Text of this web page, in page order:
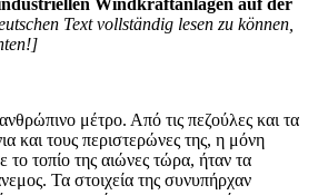
Windkraftanlagen auf der
Text vollständig lesen zu können,
μέτρο. Από τις πεζούλες και τα
και τους περιστερώνες της, η μόνη
τοπίο της αιώνες τώρα, ήταν τα
Τα στοιχεία της συνυπήρχαν